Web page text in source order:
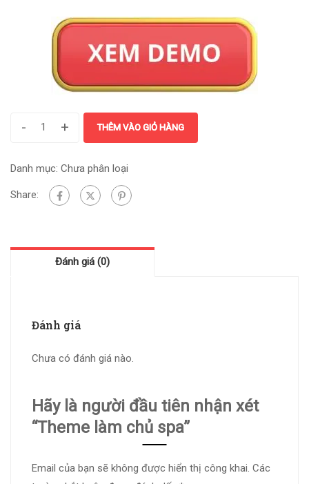
- + THÊM VÀO GIỎ HÀNG
Danh mục: Chưa phân loại
Share:
Đánh giá (0)
Đánh giá
Chưa có đánh giá nào.
Hãy là người đầu tiên nhận xét
“Theme làm chủ spa”
Email của bạn sẽ không được hiển thị công khai. Các